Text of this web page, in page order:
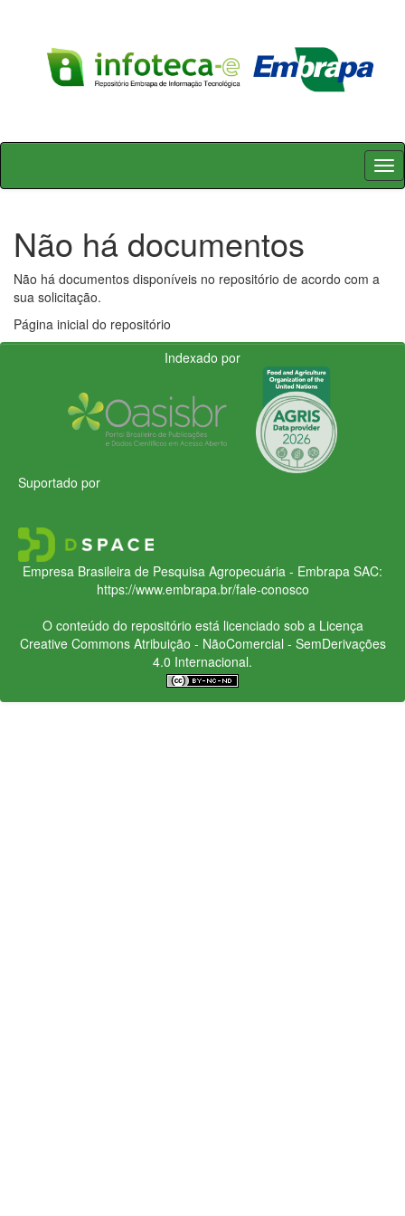
Skip
Não há documentos
Não há documentos disponíveis no repositório de acordo com a
sua solicitação.
Página inicial do repositório
Indexado por
Suportado por
Empresa Brasileira de Pesquisa Agropecuária - Embrapa SAC:
https://www.embrapa.br/fale-conosco
O conteúdo do repositório está licenciado sob a Licença
Creative CommonsAtribuição - NãoComercial - SemDerivações
4.0 Internacional.